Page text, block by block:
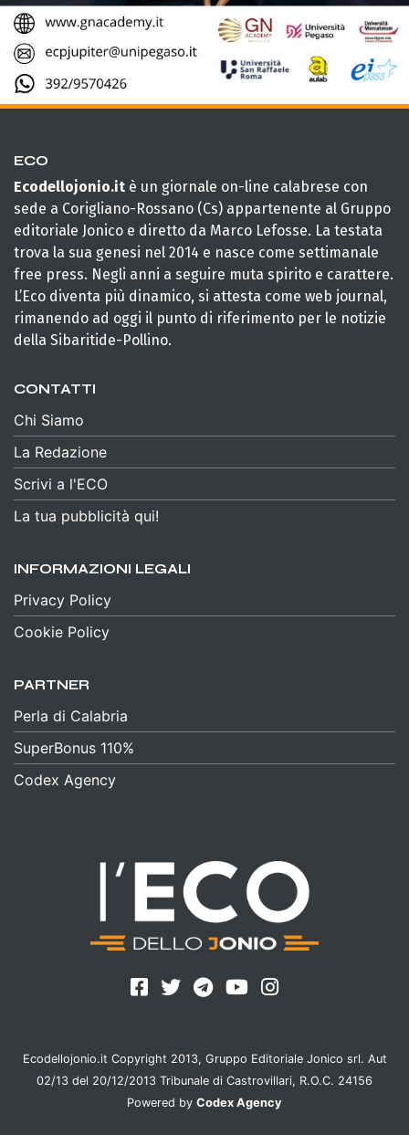
ECO
Ecodellojonio.it è un giornale on-line calabrese con
sede a Corigliano-Rossano (Cs) appartenente al Gruppo
editoriale Jonico e diretto da Marco Lefosse. La testata
trova la sua genesi nel 2014 e nasce come settimanale
free press. Negli anni a seguire muta spirito e carattere.
L’Eco diventa più dinamico, si attesta come web journal,
rimanendo ad oggi il punto di riferimento per le notizie
della Sibaritide-Pollino.
CONTATTI
Chi Siamo
La Redazione
Scrivi a l'ECO
La tua pubblicità qui!
INFORMAZIONI LEGALI
Privacy Policy
Cookie Policy
PARTNER
Perla di Calabria
SuperBonus 110%
Codex Agency
Ecodellojonio.it Copyright 2013, Gruppo Editoriale Jonico srl. Aut
02/13 del 20/12/2013 Tribunale di Castrovillari, R.O.C. 24156
Powered by Codex Agency